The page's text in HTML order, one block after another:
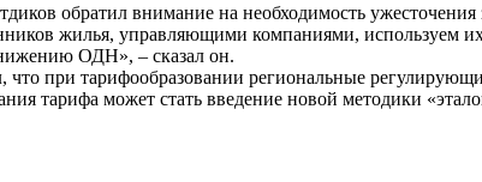
обратил внимание на необходимость
жилья, управляющими компаниями,
ОДН», – сказал он.
при тарифообразовании региональные
тарифа может стать введение новой методики